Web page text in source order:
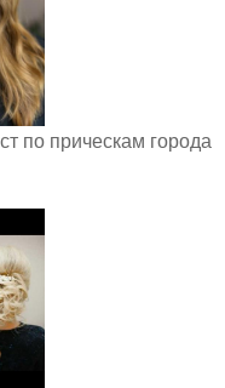
по прическам города